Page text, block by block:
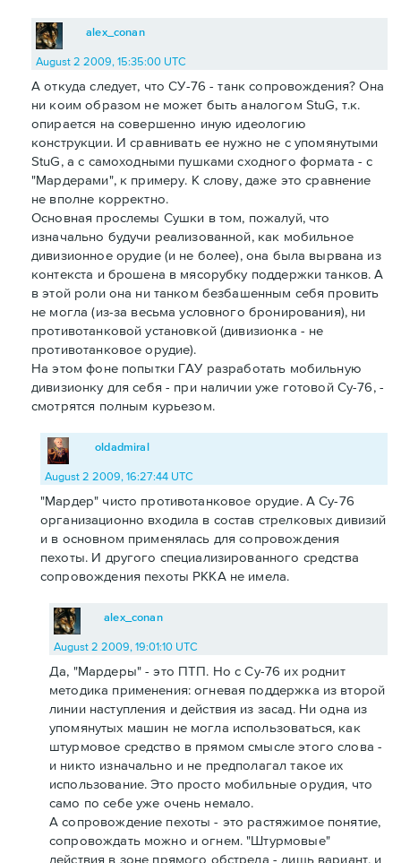
alex_conan
August 2 2009, 15:35:00 UTC
А откуда следует, что СУ-76 - танк сопровождения? Она
ни коим образом не может быть аналогом StuG, т.к.
опирается на совершенно иную идеологию
конструкции. И сравнивать ее нужно не с упомянутыми
StuG, а с самоходными пушками сходного формата - с
"Мардерами", к примеру. К слову, даже это сравнение
не вполне корректно.
Основная прослемы Сушки в том, пожалуй, что
изначально будучи реализованной, как мобильное
дивизионное орудие (и не более), она была вырвана из
контекста и брошена в мясорубку поддержки танков. А
в этой роли она ни танком безбашенным себя провить
не могла (из-за весьма условного бронирования), ни
противотанковой установкой (дивизионка - не
противотанковое орудие).
На этом фоне попытки ГАУ разработать мобильную
дивизионку для себя - при наличии уже готовой Су-76, -
смотрятся полным курьезом.
oldadmiral
August 2 2009, 16:27:44 UTC
"Мардер" чисто противотанковое орудие. А Су-76
организационно входила в состав стрелковых дивизий
и в основном применялась для сопровождения
пехоты. И другого специализированного средства
сопровождения пехоты РККА не имела.
alex_conan
August 2 2009, 19:01:10 UTC
Да, "Мардеры" - это ПТП. Но с Су-76 их роднит
методика применения: огневая поддержка из второй
линии наступления и действия из засад. Ни одна из
упомянутых машин не могла использоваться, как
штурмовое средство в прямом смысле этого слова -
и никто изначально и не предполагал такое их
использование. Это просто мобильные орудия, что
само по себе уже очень немало.
А сопровождение пехоты - это растяжимое понятие,
сопровождать можно и огнем. "Штурмовые"
действия в зоне прямого обстрела - лишь вариант, и